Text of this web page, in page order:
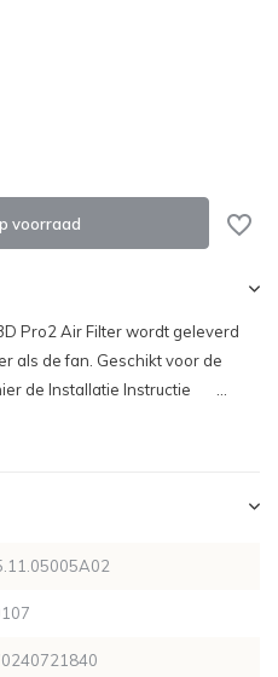
voorraad
Pro2 Air Filter wordt geleverd
als de fan. Geschikt voor de
de Installatie Instructie ...